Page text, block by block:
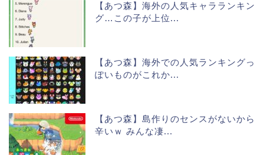
【あつ森】海外の人気キャラランキン
グ…この子が上位...
【あつ森】海外での人気ランキングっ
ぽいものがこれか...
【あつ森】島作りのセンスがないから
辛いｗ みんな凄...